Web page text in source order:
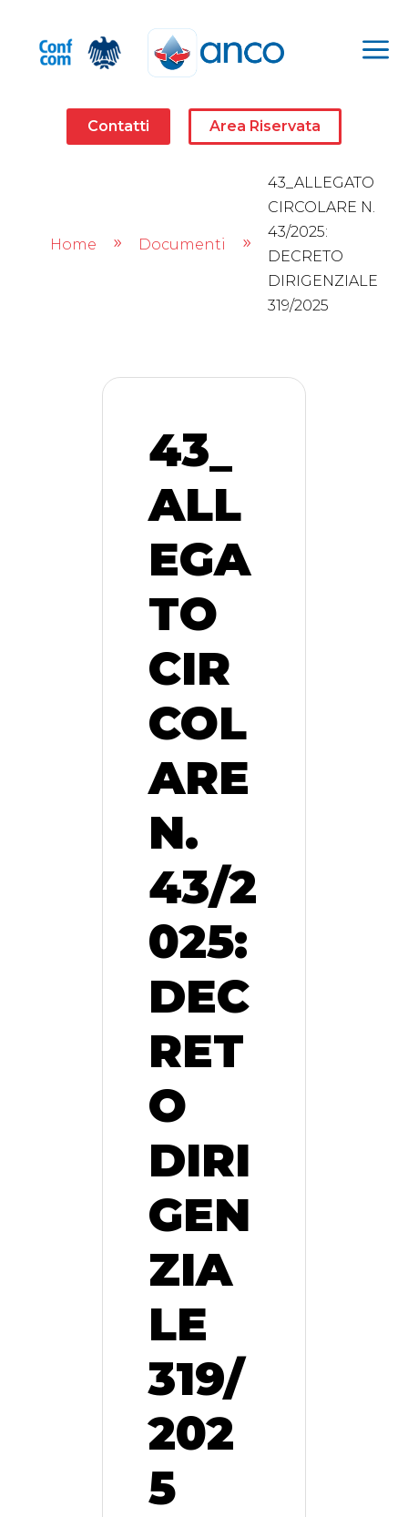
a
Contatti Area Riservata
Home 9 Documenti 9
43_ALLEGATO
CIRCOLARE N.
43/2025:
DECRETO
DIRIGENZIALE
319/2025
43_
ALL
EGA
TO
CIR
COL
ARE
N.
43/2
025:
DEC
RET
O
DIRI
GEN
ZIA
LE
319/
202
5